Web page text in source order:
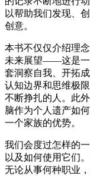
以帮助我们发现、
创意。
本书不仅仅介绍理
未来展望——这是一
套洞察自我、开拓
认知边界和思维极
不断挣扎的人。此
脑作为个人遗产如
一个家族的优势。
我们会度过怎样的
以及如何使用它们
无论从事何种职业